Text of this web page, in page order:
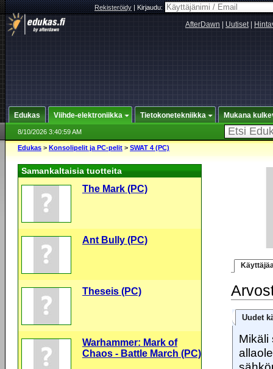
Rekisteröidy|Kirjaudu:
AfterDawn Uutiset|
Edukas Viihde-elektroniikka Tietokonetekniikka Mukana
8/10/2026 3:40:59 AM
Edukas > Konsolipelit ja PC-pelit > SWAT 4 (PC)
Uudet
Mikäli
Samankaltaisia tuotteita
The Mark (PC)
Ant Bully (PC)
Theseis (PC)
Warhammer: Mark of
Chaos - Battle March (PC)